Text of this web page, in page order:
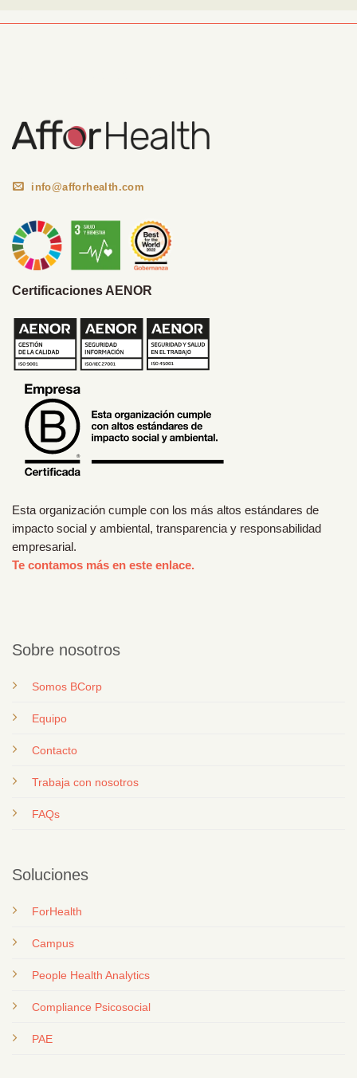
info@afforhealth.com
Certificaciones AENOR
Esta organización cumple con los más altos estándares de
impacto social y ambiental, transparencia y responsabilidad
empresarial.
Te contamos más en este enlace.
Sobre nosotros
Somos BCorp
Equipo
Contacto
Trabaja con nosotros
FAQs
Soluciones
ForHealth
Campus
People Health Analytics
Compliance Psicosocial
PAE